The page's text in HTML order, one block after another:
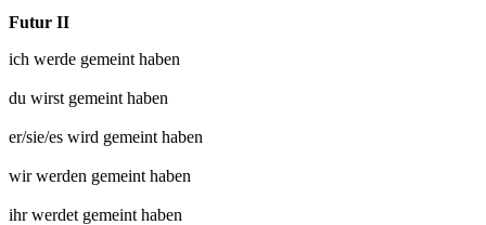
Futur II
ich werde gemeint haben
du wirst gemeint haben
er/sie/es wird gemeint haben
wir werden gemeint haben
ihr werdet gemeint haben